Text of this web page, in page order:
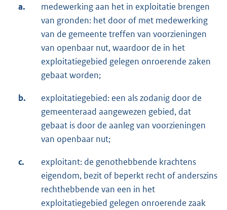
a.
medewerking aan het in exploitatie brengen
van gronden: het door of met medewerking
van de gemeente treffen van voorzieningen
van openbaar nut, waardoor de in het
exploitatiegebied gelegen onroerende zaken
gebaat worden;
b.
exploitatiegebied: een als zodanig door de
gemeenteraad aangewezen gebied, dat
gebaat is door de aanleg van voorzieningen
van openbaar nut;
c.
exploitant: de genothebbende krachtens
eigendom, bezit of beperkt recht of anderszins
rechthebbende van een in het
exploitatiegebied gelegen onroerende zaak